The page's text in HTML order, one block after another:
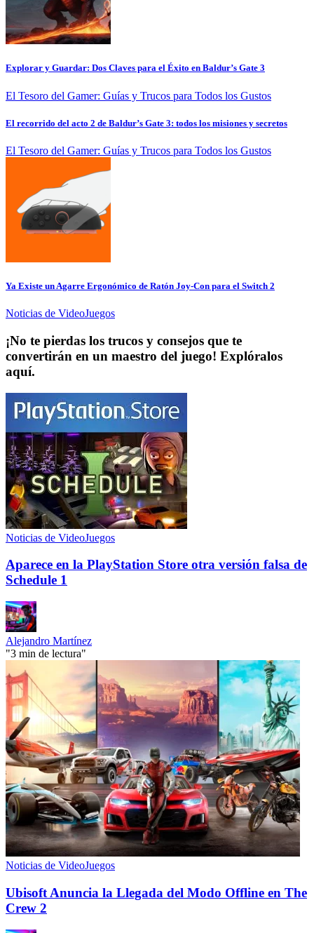
Explorar y Guardar: Dos Claves para el Éxito en Baldur’s Gate 3
El Tesoro del Gamer: Guías y Trucos para Todos los Gustos
El recorrido del acto 2 de Baldur’s Gate 3: todos los misiones y secretos
El Tesoro del Gamer: Guías y Trucos para Todos los Gustos
Ya Existe un Agarre Ergonómico de Ratón Joy-Con para el Switch 2
Noticias de VideoJuegos
¡No te pierdas los trucos y consejos que te
convertirán en un maestro del juego! Explóralos
aquí.
Noticias de VideoJuegos
Aparece en la PlayStation Store otra versión falsa de
Schedule 1
Alejandro Martínez
"3 min de lectura"
Noticias de VideoJuegos
Ubisoft Anuncia la Llegada del Modo Offline en The
Crew 2